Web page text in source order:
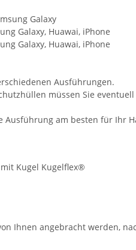
Galaxy
Galaxy, Huawai, iPhone
Galaxy, Huawai, iPhone
Ausführungen.
müssen Sie
am besten für Ihr
Kugel Kugelflex®
Ihnen angebracht werden,